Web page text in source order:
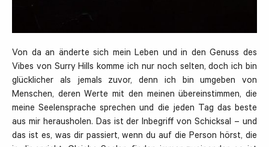
Von da an änderte sich mein Leben und in den Genuss des
Vibes von Surry Hills komme ich nur noch selten, doch ich bin
glücklicher als jemals zuvor, denn ich bin umgeben von
Menschen, deren Werte mit den meinen übereinstimmen, die
meine Seelensprache sprechen und die jeden Tag das beste
aus mir herausholen. Das ist der Inbegriff von Schicksal – und
das ist es, was dir passiert, wenn du auf die Person hörst, die